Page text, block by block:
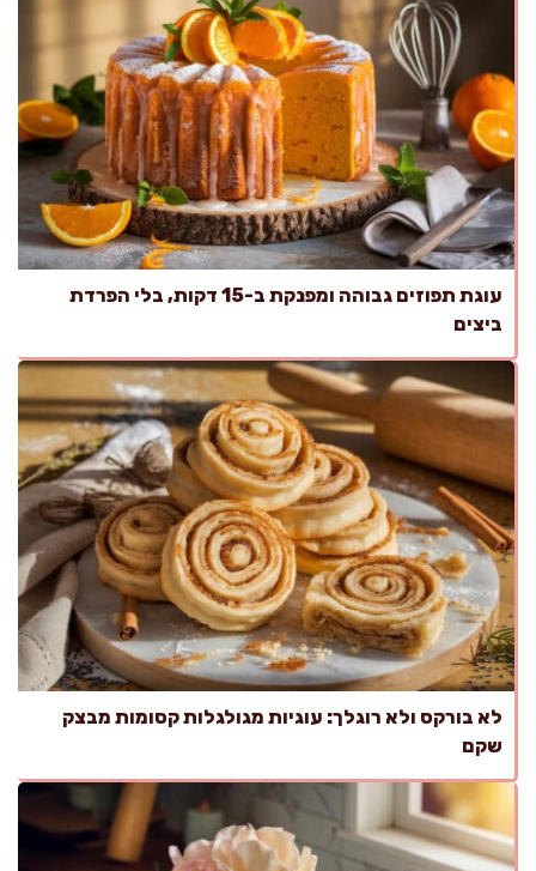
עוגת תפוזים גבוהה ומפנקת ב-15 דקות, בלי הפרדת
ביצים
לא בורקס ולא רוגלך: עוגיות מגולגלות קסומות מבצק
שקם